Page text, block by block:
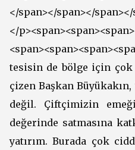
</span></span></
</
tesisin de bölge için çok
çizen Başkan
değil. Çiftçimizin
değerinde satmasına
yatırım. Burada çok